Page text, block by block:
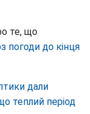
те, що
погоди до кінця
дали
теплий період